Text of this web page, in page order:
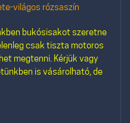
világos rózsaszín
bukósisakot szeretne
csak tiszta motoros
megtenni. Kérjük vagy
is vásárolható, de